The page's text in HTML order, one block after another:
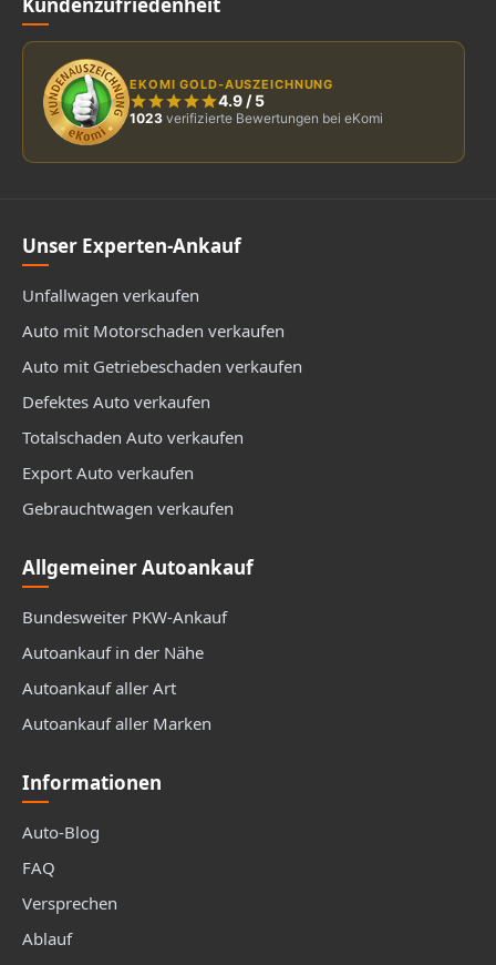
Kundenzufriedenheit
EKOMI GOLD-AUSZEICHNUNG
4.9 /5
1023 verifizierte Bewertungen bei eKomi
Unser Experten-Ankauf
Unfallwagen verkaufen
Auto mit Motorschaden verkaufen
Auto mit Getriebeschaden verkaufen
Defektes Auto verkaufen
Totalschaden Auto verkaufen
Export Auto verkaufen
Gebrauchtwagen verkaufen
Allgemeiner Autoankauf
Bundesweiter PKW-Ankauf
Autoankauf in der Nähe
Autoankauf aller Art
Autoankauf aller Marken
Informationen
Auto-Blog
FAQ
Versprechen
Ablauf